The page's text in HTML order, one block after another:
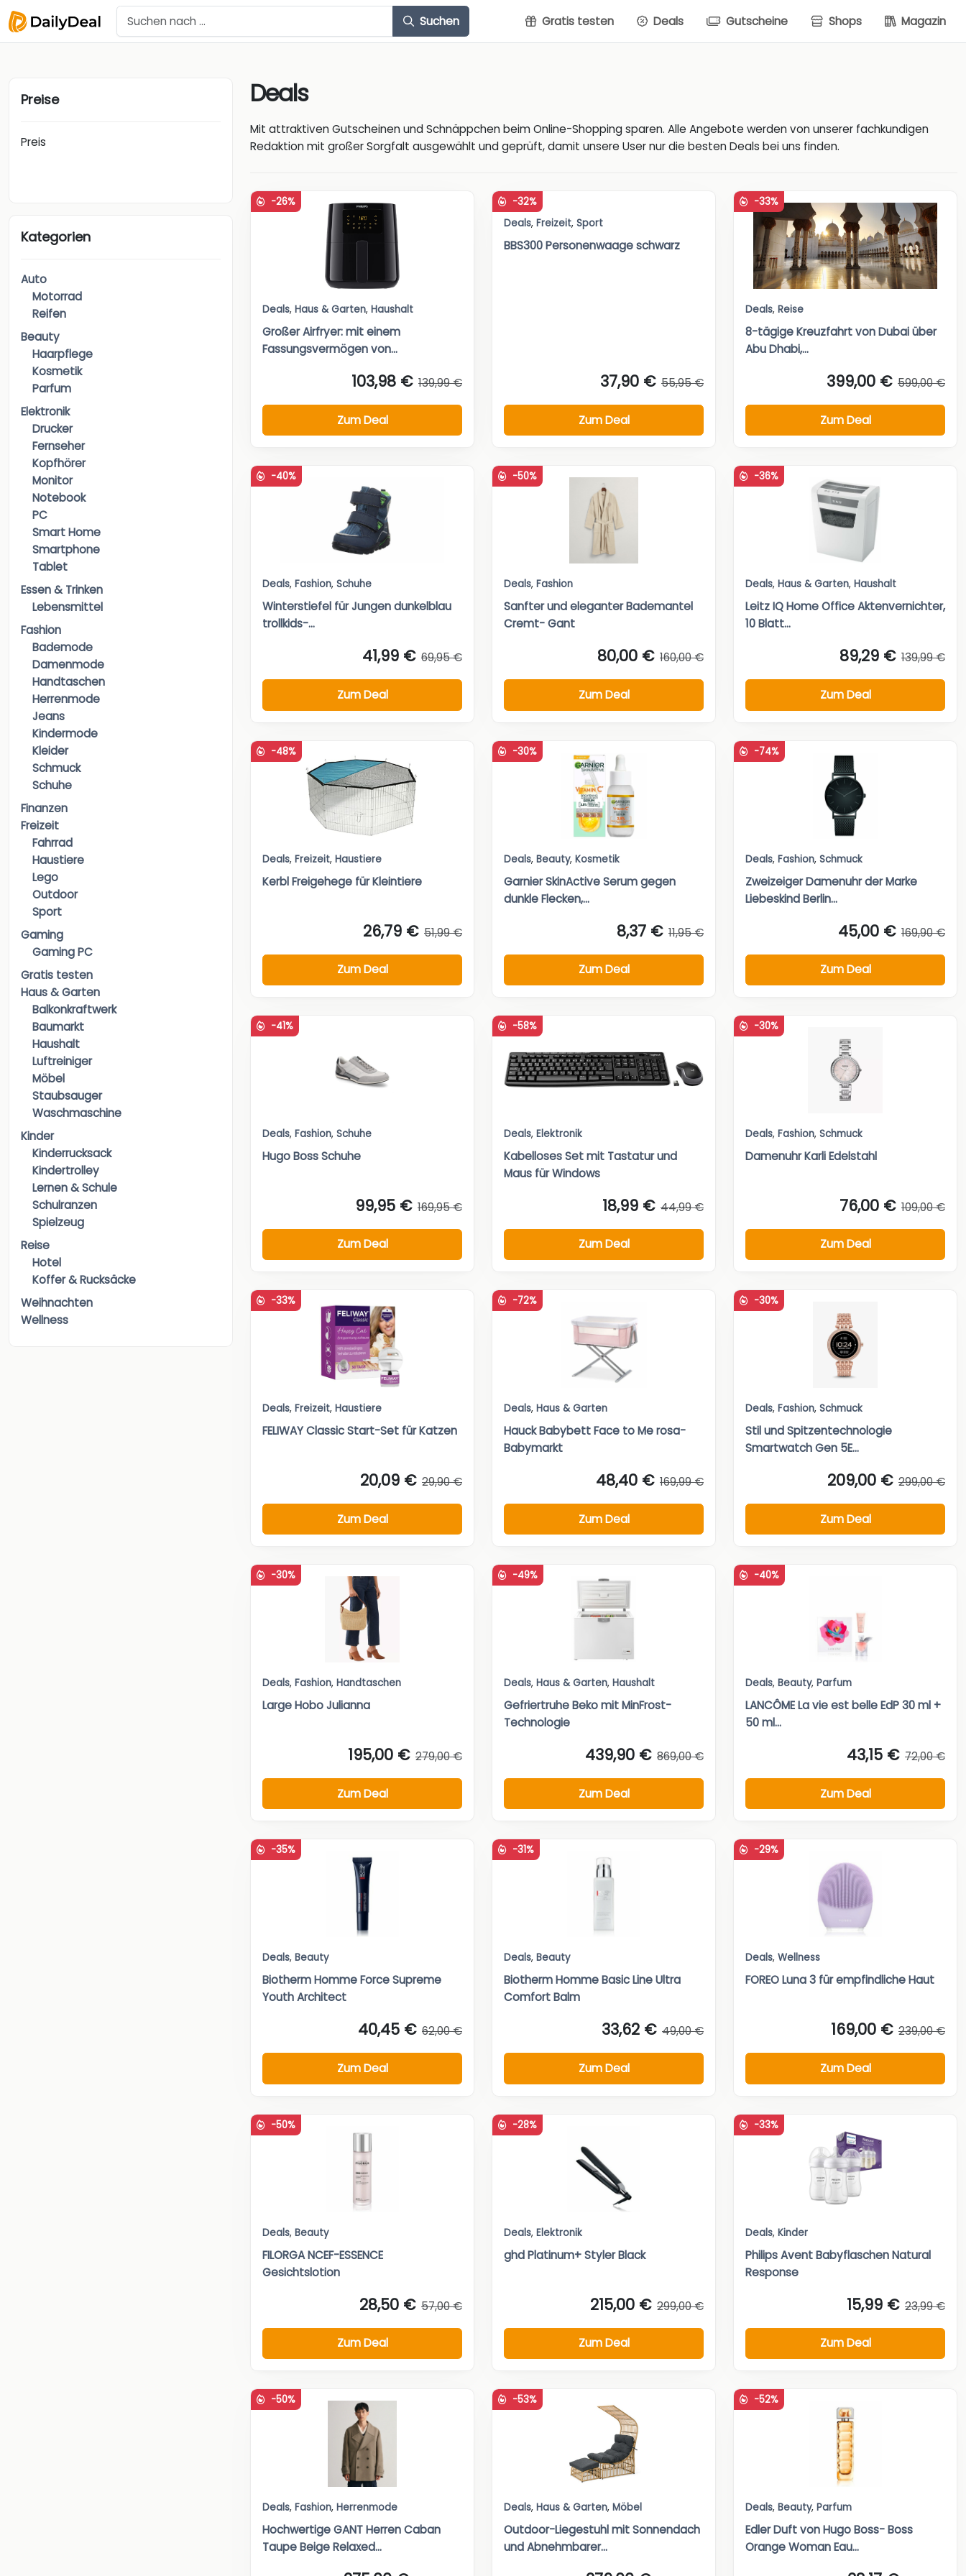
Suchen Gratis testen Deals Gutscheine Shops Magazin
Preise
Preis
Kategorien
Auto
Motorrad
Reifen
Beauty
Haarpflege
Kosmetik
Parfum
Elektronik
Drucker
Fernseher
Kopfhörer
Monitor
Notebook
PC
Smart Home
Smartphone
Tablet
Essen & Trinken
Lebensmittel
Fashion
Bademode
Damenmode
Handtaschen
Herrenmode
Jeans
Kindermode
Kleider
Schmuck
Schuhe
Finanzen
Freizeit
Fahrrad
Haustiere
Lego
Outdoor
Sport
Gaming
Gaming PC
Gratis testen
Haus & Garten
Balkonkraftwerk
Baumarkt
Haushalt
Luftreiniger
Möbel
Staubsauger
Waschmaschine
Kinder
Kinderrucksack
Kindertrolley
Lernen & Schule
Schulranzen
Spielzeug
Reise
Hotel
Koffer & Rucksäcke
Weihnachten
Wellness
Deals
Mit attraktiven Gutscheinen und Schnäppchen beim Online-Shopping sparen. Alle Angebote werden von unserer fachkundigen
Redaktion mit großer Sorgfalt ausgewählt und geprüft, damit unsere User nur die besten Deals bei uns finden.
-26%
Deals, Haus & Garten, Haushalt
Großer Airfryer: mit einem
Fassungsvermögen von...
103,98 € 139,99 €
Zum Deal
-32%
Deals, Freizeit, Sport
BBS300 Personenwaage schwarz
37,90 € 55,95 €
Zum Deal
-33%
Deals, Reise
8-tägige Kreuzfahrt von Dubai über
Abu Dhabi,...
399,00 € 599,00 €
Zum Deal
-40%
Deals, Fashion, Schuhe
Winterstiefel für Jungen dunkelblau
trollkids-...
41,99 € 69,95 €
Zum Deal
-50%
Deals, Fashion
Sanfter und eleganter Bademantel
Cremt- Gant
80,00 € 160,00 €
Zum Deal
-36%
Deals, Haus & Garten, Haushalt
Leitz IQ Home Office Aktenvernichter,
10 Blatt...
89,29 € 139,99 €
Zum Deal
-48%
Deals, Freizeit, Haustiere
Kerbl Freigehege für Kleintiere
26,79 € 51,99 €
Zum Deal
-30%
Deals, Beauty, Kosmetik
Garnier SkinActive Serum gegen
dunkle Flecken,...
8,37 € 11,95 €
Zum Deal
-74%
Deals, Fashion, Schmuck
Zweizeiger Damenuhr der Marke
Liebeskind Berlin...
45,00 € 169,90 €
Zum Deal
-41%
Deals, Fashion, Schuhe
Hugo Boss Schuhe
99,95 € 169,95 €
Zum Deal
-58%
Deals, Elektronik
Kabelloses Set mit Tastatur und
Maus für Windows
18,99 € 44,99 €
Zum Deal
-30%
Deals, Fashion, Schmuck
Damenuhr Karli Edelstahl
76,00 € 109,00 €
Zum Deal
-33%
Deals, Freizeit, Haustiere
FELIWAY Classic Start-Set für Katzen
20,09 € 29,90 €
Zum Deal
-72%
Deals, Haus & Garten
Hauck Babybett Face to Me rosa-
Babymarkt
48,40 € 169,99 €
Zum Deal
-30%
Deals, Fashion, Schmuck
Stil und Spitzentechnologie
Smartwatch Gen 5E...
209,00 € 299,00 €
Zum Deal
-30%
Deals, Fashion, Handtaschen
Large Hobo Julianna
195,00 € 279,00 €
Zum Deal
-49%
Deals, Haus & Garten, Haushalt
Gefriertruhe Beko mit MinFrost-
Technologie
439,90 € 869,00 €
Zum Deal
-40%
Deals, Beauty, Parfum
LANCÔME La vie est belle EdP 30 ml +
50 ml...
43,15 € 72,00 €
Zum Deal
-35%
Deals, Beauty
Biotherm Homme Force Supreme
Youth Architect
40,45 € 62,00 €
Zum Deal
-31%
Deals, Beauty
Biotherm Homme Basic Line Ultra
Comfort Balm
33,62 € 49,00 €
Zum Deal
-29%
Deals, Wellness
FOREO Luna 3 für empfindliche Haut
169,00 € 239,00 €
Zum Deal
-50%
Deals, Beauty
FILORGA NCEF-ESSENCE
Gesichtslotion
28,50 € 57,00 €
Zum Deal
-28%
Deals, Elektronik
ghd Platinum+ Styler Black
215,00 € 299,00 €
Zum Deal
-33%
Deals, Kinder
Philips Avent Babyflaschen Natural
Response
15,99 € 23,99 €
Zum Deal
-50%
Deals, Fashion, Herrenmode
Hochwertige GANT Herren Caban
Taupe Beige Relaxed...
-53%
Deals, Haus & Garten, Möbel
Outdoor-Liegestuhl mit Sonnendach
und Abnehmbarer...
-52%
Deals, Beauty, Parfum
Edler Duft von Hugo Boss- Boss
Orange Woman Eau...